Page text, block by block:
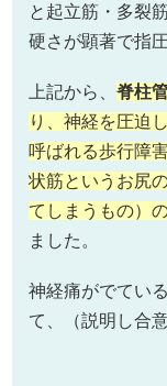
と起立筋・多裂
硬さが顕著で指
上記から、 脊柱
り、神経を圧迫
呼ばれる歩行障
状筋というお尻
てしまうもの）
ました。
神経痛がでてい
て、（説明し合意